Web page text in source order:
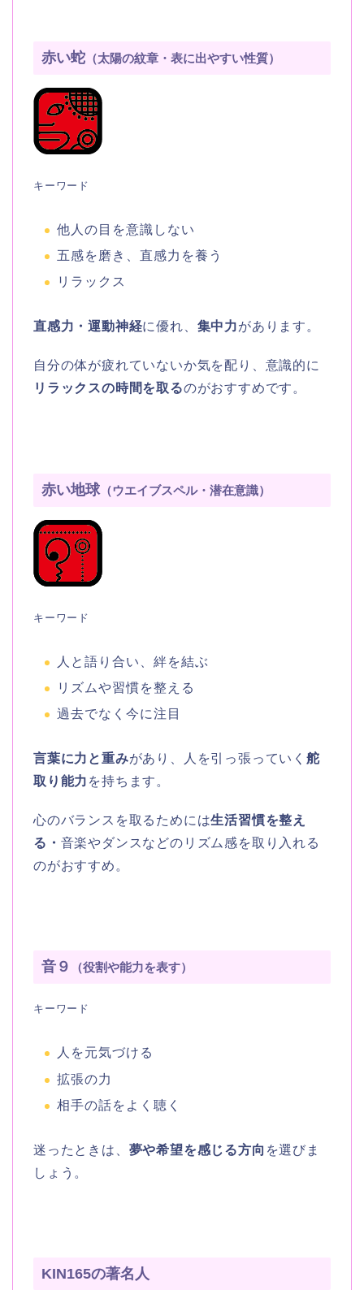
赤い蛇 （太陽の紋章・表に出やすい性質）
キーワード
他人の目を意識しない
五感を磨き、直感力を養う
リラックス
直感力・運動神経に優れ、 集中力があります。
自分の体が疲れていないか気を配り、意識的に
リラックスの時間を取るのがおすすめです。
赤い地球（ウエイブスペル・潜在意識）
キーワード
人と語り合い、絆を結ぶ
リズムや習慣を整える
過去でなく今に注目
言葉に力と重みがあり、人を引っ張っていく舵
取り能力 を持ちます。
心のバランスを取るためには生活習慣を整え
る・ 音楽やダンスなどのリズム感を取り入れる
のがおすすめ。
音９ （役割や能力を表す）
キーワード
人を元気づける
拡張の力
相手の話をよく聴く
迷ったときは、 夢や希望を感じる方向 を選びま
しょう。
KIN165の著名人